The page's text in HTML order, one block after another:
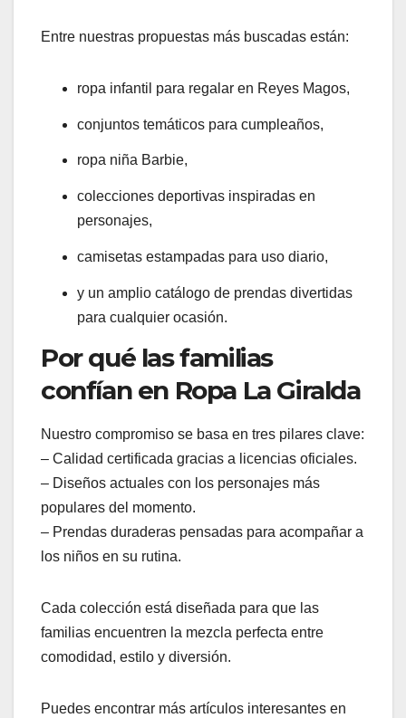
Entre nuestras propuestas más buscadas están:
ropa infantil para regalar en Reyes Magos,
conjuntos temáticos para cumpleaños,
ropa niña Barbie,
colecciones deportivas inspiradas en
personajes,
camisetas estampadas para uso diario,
y un amplio catálogo de prendas divertidas
para cualquier ocasión.
Por qué las familias
confían en Ropa La Giralda
Nuestro compromiso se basa en tres pilares clave:
– Calidad certificada gracias a licencias oficiales.
– Diseños actuales con los personajes más
populares del momento.
– Prendas duraderas pensadas para acompañar a
los niños en su rutina.
Cada colección está diseñada para que las
familias encuentren la mezcla perfecta entre
comodidad, estilo y diversión.
Puedes encontrar más artículos interesantes en